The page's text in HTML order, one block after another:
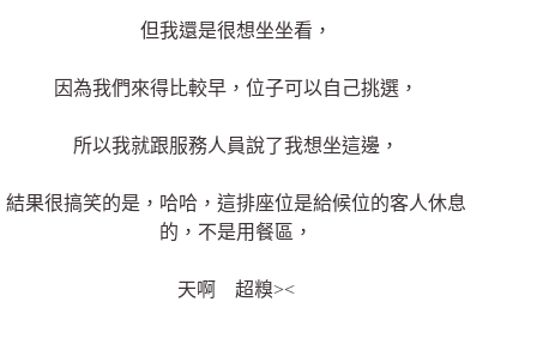
但我還是很想坐坐看，
因為我們來得比較早，位子可以自己挑選，
所以我就跟服務人員說了我想坐這邊，
結果很搞笑的是，哈哈，這排座位是給候位的客人休息
的，不是用餐區，
天啊 超糗><